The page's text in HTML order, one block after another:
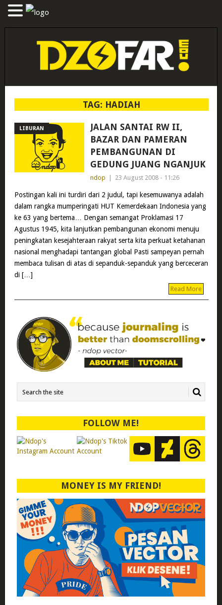
TAG: HADIAH
LIBURAN
JALAN SANTAI RW II,
BAZAR DAN PAMERAN
PEMBANGUNAN DI
GEDUNG JUANG NGANJUK
ndop 23 August 2008 - 11:26
Postingan kali ini turdiri dari 2 judul, tapi kesemuwanya adalah
dalam rangka mumperingati HUT Kemerdekaan Indonesia yang
ke 63 yang bertema… Dengan semangat Proklamasi 17
Agustus 1945, kita lanjutkan pembangunan ekonomi menuju
peningkatan kesejahteraan rakyat serta kita perkuat ketahanan
nasional menghadapi tantangan global Pasti sampeyan pernah
membaca tulisan di atas di sepanduk-sepanduk yang berceceran
di […]
Read More
FOLLOW ME!
MONEY IS MY FRIEND!